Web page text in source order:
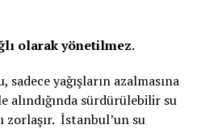
olarak yönetilmez.
yağışların azalmasına
alındığında sürdürülebilir su
zorlaşır. İstanbul’un su